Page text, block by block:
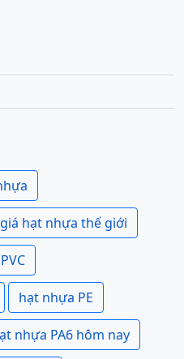
giá hạt nhựa thế giới
hạt nhựa PE
nhựa PA6 hôm nay